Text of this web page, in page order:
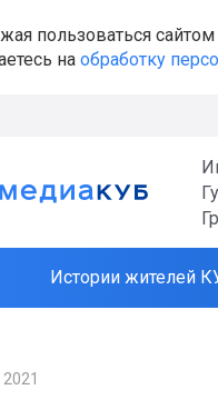
пользоваться
на обработку
Истории жителей